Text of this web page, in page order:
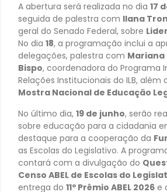
A abertura será realizada no dia 17
seguida de palestra com Ilana
geral do Senado Federal, sobre
No dia 18, a programação inclui a
delegações, palestra com Mariana
Bispo, coordenadora do Programa
Relações Institucionais do ILB, além
Mostra Nacional de Educação
No último dia, 19 de junho, serão
sobre educação para a cidadania
destaque para a cooperação da
as Escolas do Legislativo. A
contará com a divulgação do
Censo ABEL de Escolas do
entrega do 11º Prêmio ABEL 2026 e